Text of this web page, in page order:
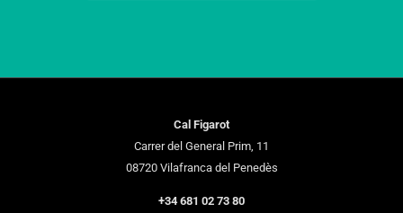
Cal Figarot
Carrer del General Prim, 11
08720 Vilafranca del Penedès
+34 681 02 73 80